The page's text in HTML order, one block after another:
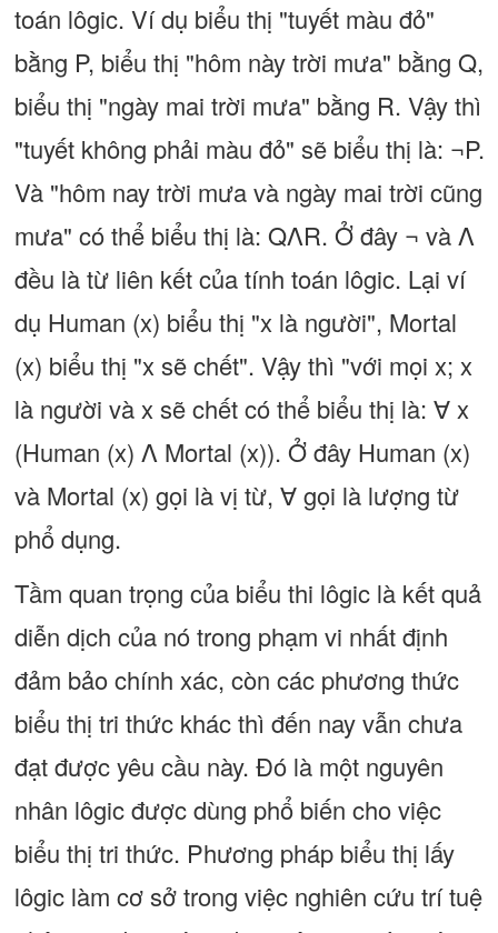
toán lôgic. Ví dụ biểu thị "tuyết màu đỏ"
bằng P, biểu thị "hôm này trời mưa" bằng Q,
biểu thị "ngày mai trời mưa" bằng R. Vậy thì
"tuyết không phải màu đỏ" sẽ biểu thị là: ¬P.
Và "hôm nay trời mưa và ngày mai trời cũng
mưa" có thể biểu thị là: QΛR. Ở đây ¬ và Λ
đều là từ liên kết của tính toán lôgic. Lại ví
dụ Human (x) biểu thị "x là người", Mortal
(x) biểu thị "x sẽ chết". Vậy thì "với mọi x; x
là người và x sẽ chết có thể biểu thị là: ∀ x
(Human (x) Λ Mortal (x)). Ở đây Human (x)
và Mortal (x) gọi là vị từ, ∀ gọi là lượng từ
phổ dụng.
Tầm quan trọng của biểu thi lôgic là kết quả
diễn dịch của nó trong phạm vi nhất định
đảm bảo chính xác, còn các phương thức
biểu thị tri thức khác thì đến nay vẫn chưa
đạt được yêu cầu này. Đó là một nguyên
nhân lôgic được dùng phổ biến cho việc
biểu thị tri thức. Phương pháp biểu thị lấy
lôgic làm cơ sở trong việc nghiên cứu trí tuệ